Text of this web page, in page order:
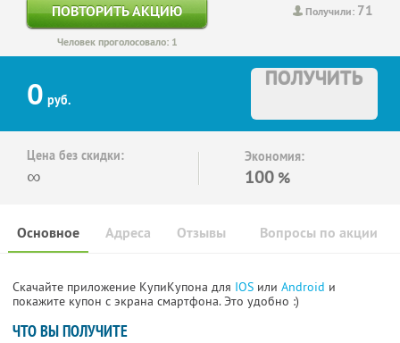
Получили: 71
ПОВТОРИТЬ АКЦИЮ
Человек проголосовало: 1
0 руб.
ПОЛУЧИТЬ
Цена без скидки:
∞
Экономия:
100 %
Основное Отзывы Вопросы по акции
Адреса
Скачайте приложение КупиКупона для IOS или Android и
покажите купон с экрана смартфона. Это удобно :)
ЧТО ВЫ ПОЛУЧИТЕ